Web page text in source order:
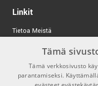
Linkit
Tietoa Meistä
Tuotemerkit
Kirjaudu
Tämä
Tämä verkkosivusto
parantamiseksi.